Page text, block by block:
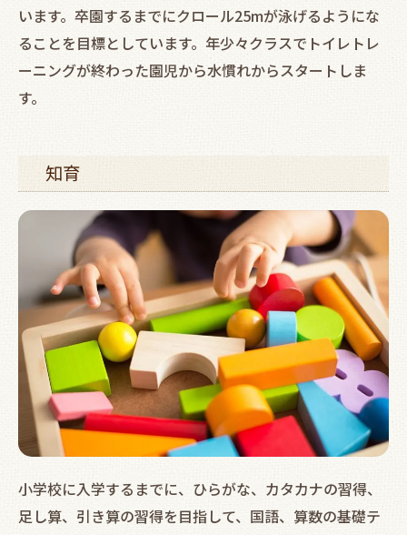
います。卒園するまでにクロール25mが泳げるようにな
ることを目標としています。年少々クラスでトイレトレ
ーニングが終わった園児から水慣れからスタートしま
す。
知育
小学校に入学するまでに、ひらがな、カタカナの習得、
足し算、引き算の習得を目指して、国語、算数の基礎テ